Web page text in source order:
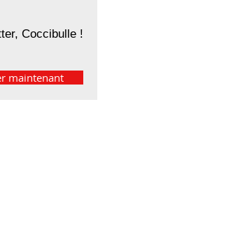
Coccibulle !
maintenant